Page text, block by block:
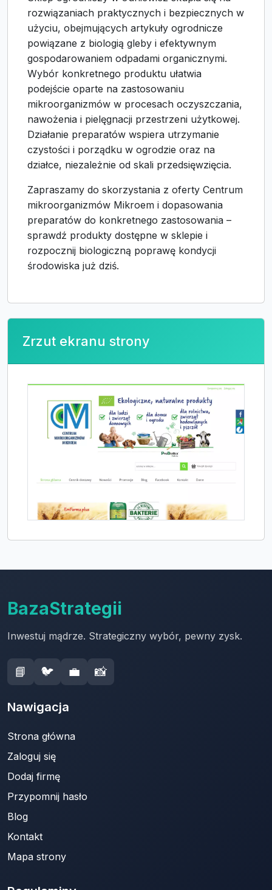
rozwiązaniach praktycznych i bezpiecznych w
użyciu, obejmujących artykuły ogrodnicze
powiązane z biologią gleby i efektywnym
gospodarowaniem odpadami organicznymi.
Wybór konkretnego produktu ułatwia
podejście oparte na zastosowaniu
mikroorganizmów w procesach oczyszczania,
nawożenia i pielęgnacji przestrzeni użytkowej.
Działanie preparatów wspiera utrzymanie
czystości i porządku w ogrodzie oraz na
działce, niezależnie od skali przedsięwzięcia.
Zapraszamy do skorzystania z oferty Centrum
mikroorganizmów Mikroem i dopasowania
preparatów do konkretnego zastosowania –
sprawdź produkty dostępne w sklepie i
rozpocznij biologiczną poprawę kondycji
środowiska już dziś.
Zrzut ekranu strony
BazaStrategii
Inwestuj mądrze. Strategiczny wybór, pewny zysk.
📘 🐦 💼 📸
Nawigacja
Strona główna
Zaloguj się
Dodaj firmę
Przypomnij hasło
Blog
Kontakt
Mapa strony